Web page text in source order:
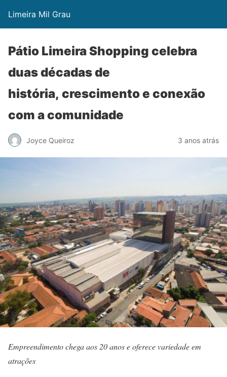
Limeira Mil Grau
Pátio Limeira Shopping celebra
duas décadas de
história, ‎crescimento e conexão
com a comunidade
Joyce Queiroz 3 anos atrás
Empreendimento chega aos 20 anos e oferece variedade em
atrações